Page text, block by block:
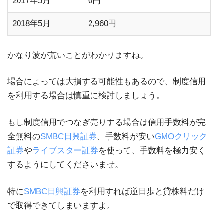
2018年5月 2,960円
かなり波が荒いことがわかりますね。
場合によっては大損する可能性もあるので、制度信用
を利用する場合は慎重に検討しましょう。
もし制度信用でつなぎ売りする場合は信用手数料が完
全無料のSMBC日興証券、手数料が安いGMOクリック
証券やライブスター証券を使って、手数料を極力安く
するようにしてくださいませ。
特にSMBC日興証券を利用すれば逆日歩と貸株料だけ
で取得できてしまいますよ。